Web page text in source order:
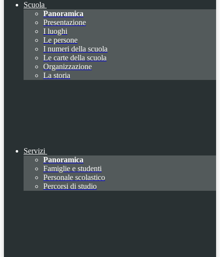
Scuola
Panoramica
Presentazione
I luoghi
Le persone
I numeri della scuola
Le carte della scuola
Organizzazione
La storia
Servizi
Panoramica
Famiglie e studenti
Personale scolastico
Percorsi di studio